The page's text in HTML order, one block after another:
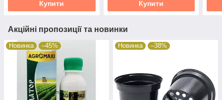
Купити Купити
Акційні пропозиції та новинки
Новинка –45% Новинка –38%